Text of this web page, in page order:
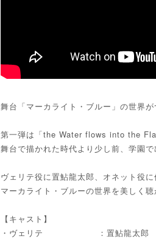
舞台「マーカライト・ブルー」の世界が
第一弾は「the Water flows into the
舞台で描かれた時代より少し前、学園
ヴェリテ役に置鮎龍太郎、オネット役
マーカライト・ブルーの世界を美しく聴
【キャスト】
・ヴェリテ
：置鮎龍太郎